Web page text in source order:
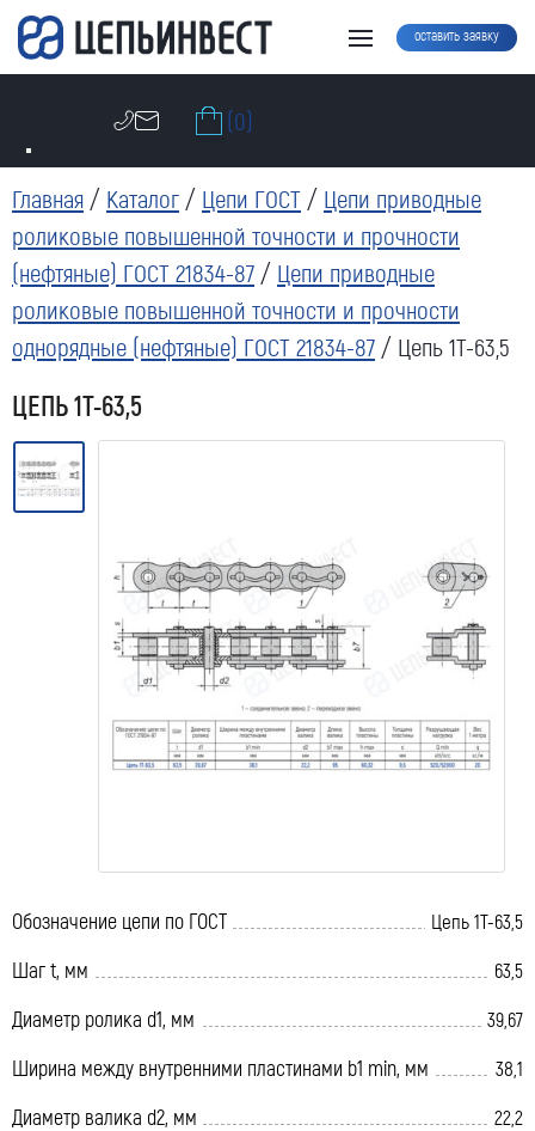
оставить заявку
(0)
Главная / Каталог / Цепи ГОСТ / Цепи приводные
роликовые повышенной точности и прочности
(нефтяные) ГОСТ 21834-87 / Цепи приводные
роликовые повышенной точности и прочности
однорядные (нефтяные) ГОСТ 21834-87 / Цепь 1Т-63,5
ЦЕПЬ 1Т-63,5
Обозначение цепи по ГОСТ Цепь 1Т-63,5
Шаг t, мм 63,5
Диаметр ролика d1, мм 39,67
Ширина между внутренними пластинами b1 min, мм 38,1
Диаметр валика d2, мм 22,2